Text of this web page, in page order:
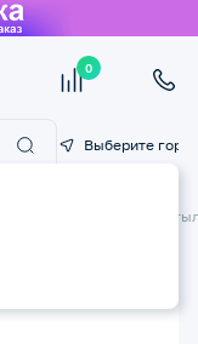
0
Выберите город
ТСР